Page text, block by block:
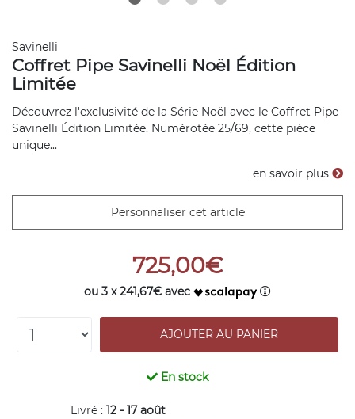
Savinelli
Coffret Pipe Savinelli Noël Édition
Limitée
Découvrez l'exclusivité de la Série Noël avec le Coffret Pipe
Savinelli Édition Limitée. Numérotée 25/69, cette pièce
unique...
en savoir plus
Personnaliser cet article
725,00€
ou 3 x 241,67€ avec
En stock
Livré : 12 - 17 août